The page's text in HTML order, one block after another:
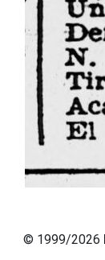
© 1999/2026